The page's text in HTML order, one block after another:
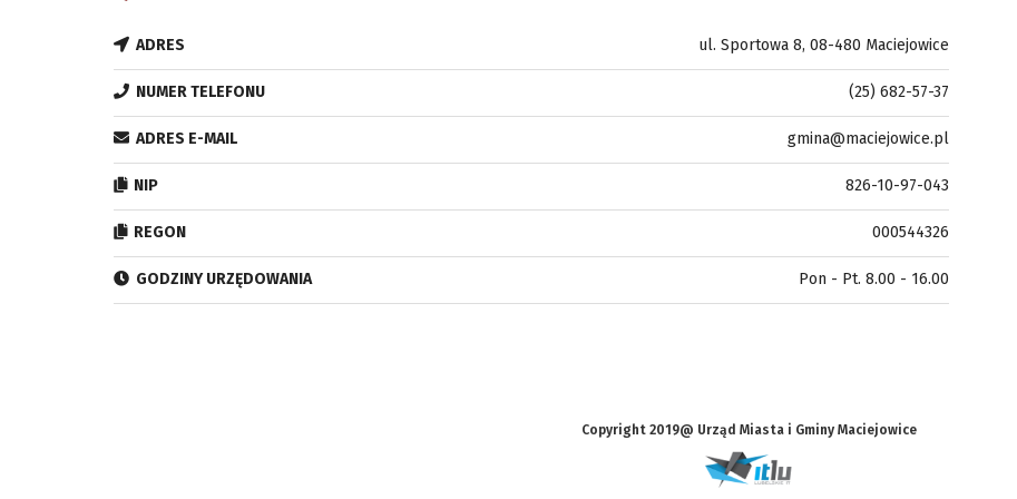
ADRES ul. Sportowa 8, 08-480 Maciejowice
NUMER TELEFONU (25) 682-57-37
ADRES E-MAIL gmina@maciejowice.pl
NIP 826-10-97-043
REGON 000544326
GODZINY URZĘDOWANIA Pon - Pt. 8.00 - 16.00
Copyright 2019@ Urząd Miasta i Gminy Maciejowice